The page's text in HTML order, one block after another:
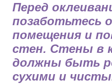
Перед
позаботьтесь
помещения и
стен. Стены в
должны быть
сухими и